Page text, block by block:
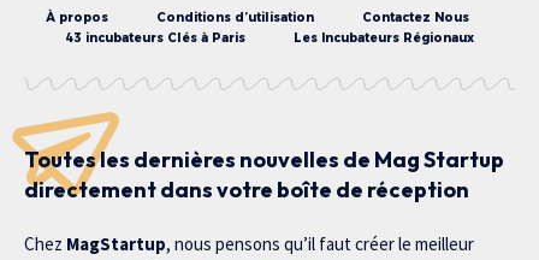
À propos Conditions d’utilisation
Contactez Nous
43 incubateurs Clés à Paris
Les Incubateurs Régionaux
Toutes les dernières nouvelles de Mag Startup
directement dans votre boîte de réception
Chez MagStartup, nous pensons qu’il faut créer le meilleur